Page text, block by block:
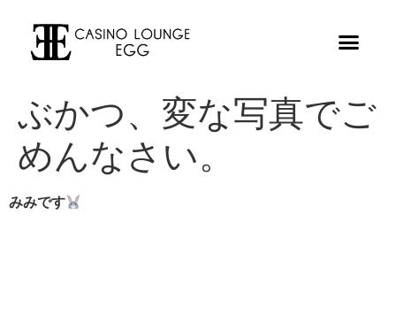
ぶかつ、変な写真でご
めんなさい。
みみです